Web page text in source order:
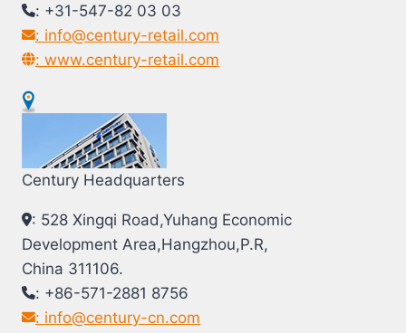
: +31-547-82 03 03
: info@century-retail.com
: www.century-retail.com
Century Headquarters
: 528 Xingqi Road,Yuhang Economic
Development Area,Hangzhou,P.R,
China 311106.
: +86-571-2881 8756
: info@century-cn.com